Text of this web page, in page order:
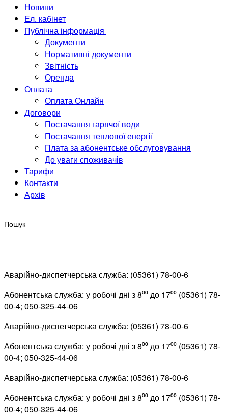
Новини
Ел. кабінет
Публічна інформація
Документи
Нормативні документи
Звітність
Оренда
Оплата
Оплата Онлайн
Договори
Постачання гарячої води
Постачання теплової енергії
Плата за абонентське обслуговування
До уваги споживачів
Тарифи
Контакти
Архів
Аварійно-диспетчерська служба: (05361) 78-00-6
Абонентська служба: у робочі дні з 8⁰⁰ до 17⁰⁰ (05361) 78-
00-4; 050-325-44-06
Аварійно-диспетчерська служба: (05361) 78-00-6
Абонентська служба: у робочі дні з 8⁰⁰ до 17⁰⁰ (05361) 78-
00-4; 050-325-44-06
Аварійно-диспетчерська служба: (05361) 78-00-6
Абонентська служба: у робочі дні з 8⁰⁰ до 17⁰⁰ (05361) 78-
00-4; 050-325-44-06